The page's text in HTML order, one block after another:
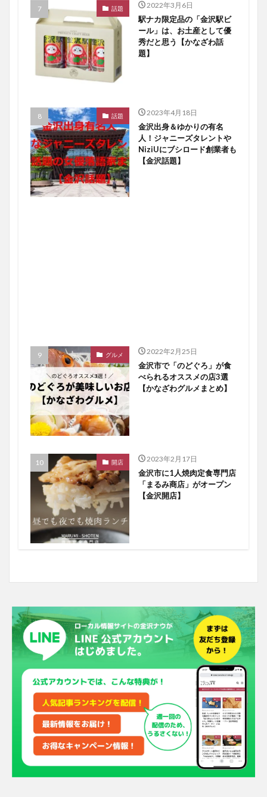
話題 2022年3月6日
駅ナカ限定品の「金沢駅ビ
ール」は、お土産として優
秀だと思う【かなざわ話
題】
話題 2023年4月18日
金沢出身＆ゆかりの有名
人！ジャニーズタレントや
NiziUにブシロード創業者も
【金沢話題】
グルメ 2022年2月25日
金沢市で「のどぐろ」が食
べられるオススメの店3選
【かなざわグルメまとめ】
開店 2023年2月17日
金沢市に1人焼肉定食専門店
「まるみ商店」がオープン
【金沢開店】